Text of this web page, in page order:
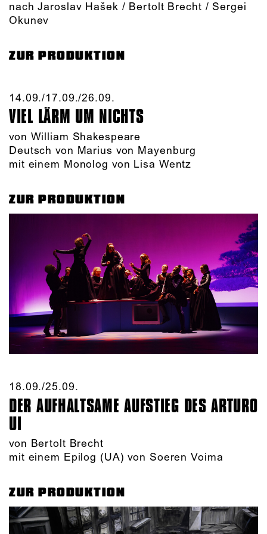
nach Jaroslav Hašek / Bertolt Brecht / Sergei
Okunev
ZUR PRODUKTION
14.09./​17.09./​26.09.​
VIEL LÄRM UM NICHTS
von William Shakespeare
Deutsch von Marius von Mayenburg
mit einem Monolog von Lisa Wentz
ZUR PRODUKTION
18.09./​25.09.​
DER AUFHALTSAME AUFSTIEG DES ARTURO
UI
von Bertolt Brecht
mit einem Epilog (UA) von Soeren Voima
ZUR PRODUKTION